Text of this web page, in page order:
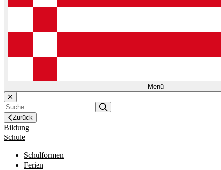
Menü
Zurück
Bildung
Schule
Schulformen
Ferien